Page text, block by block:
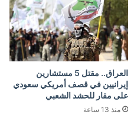
العراق.. مقتل 5 مستشارين
إيرانيين في قصف أمريكي سعودي
على مقار للحشد الشعبي
منذ 13 ساعة